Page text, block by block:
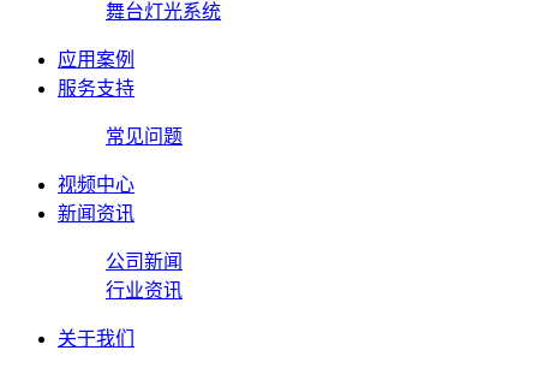
舞台灯光系统
应用案例
服务支持
常见问题
视频中心
新闻资讯
公司新闻
行业资讯
关于我们